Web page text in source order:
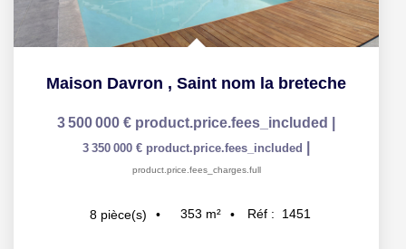
Maison Davron , Saint nom la breteche
3 500 000 € product.price.fees_included
3 350 000 € product.price.fees_included
product.price.fees_charges.full
8 pièce(s) 353 m² Réf : 1451